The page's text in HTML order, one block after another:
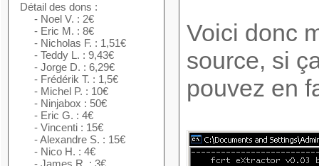
Détail des dons :
- Noel V. : 2€
- Eric M. : 8€
- Nicholas F. : 1,51€
- Teddy L. : 9,43€
- Jorge D. : 6,29€
- Frédérik T. : 1,5€
- Michel P. : 10€
- Ninjabox : 50€
- Eric G. : 4€
- Vincenti : 15€
- Alexandre S. : 15€
- Nico H. : 4€
- James R. : 3€
Voici donc
source, si
pouvez en